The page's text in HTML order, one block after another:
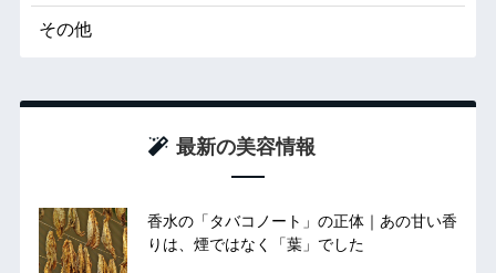
その他
最新の美容情報
香水の「タバコノート」の正体｜あの甘い香
りは、煙ではなく「葉」でした